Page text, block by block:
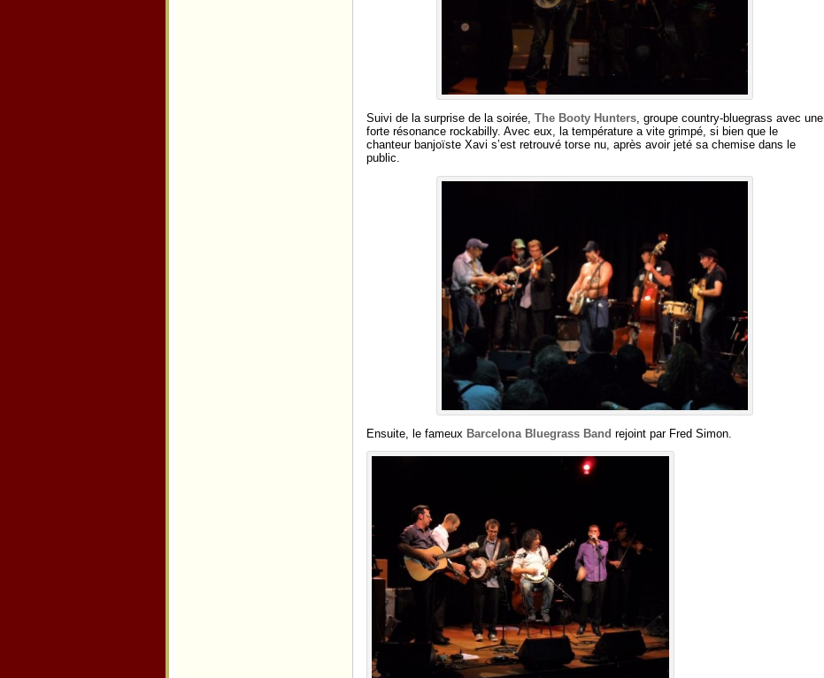
Suivi de la surprise de la soirée, The Booty Hunters , groupe country-bluegrass avec une
forte résonance rockabilly. Avec eux, la température a vite grimpé, si bien que le
chanteur banjoïste Xavi s’est retrouvé torse nu, après avoir jeté sa chemise dans le
public.
Ensuite, le fameux Barcelona Bluegrass Band rejoint par Fred Simon.